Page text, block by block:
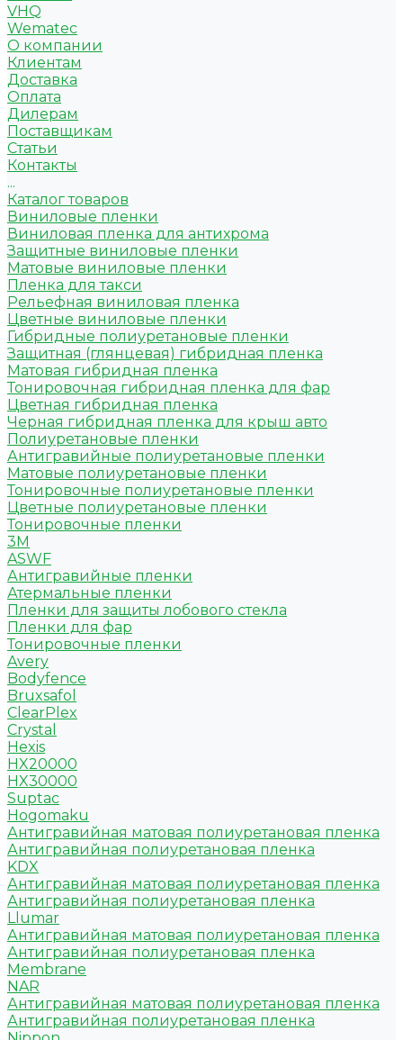
VHQ
Wematec
О компании
Клиентам
Доставка
Оплата
Дилерам
Поставщикам
Статьи
Контакты
...
Каталог товаров
Виниловые пленки
Виниловая пленка для антихрома
Защитные виниловые пленки
Матовые виниловые пленки
Пленка для такси
Рельефная виниловая пленка
Цветные виниловые пленки
Гибридные полиуретановые пленки
Защитная (глянцевая) гибридная пленка
Матовая гибридная пленка
Тонировочная гибридная пленка для фар
Цветная гибридная пленка
Черная гибридная пленка для крыш авто
Полиуретановые пленки
Антигравийные полиуретановые пленки
Матовые полиуретановые пленки
Тонировочные полиуретановые пленки
Цветные полиуретановые пленки
Тонировочные пленки
3M
ASWF
Антигравийные пленки
Атермальные пленки
Пленки для защиты лобового стекла
Пленки для фар
Тонировочные пленки
Avery
Bodyfence
Bruxsafol
ClearPlex
Crystal
Hexis
HX20000
HX30000
Suptac
Hogomaku
Антигравийная матовая полиуретановая пленка
Антигравийная полиуретановая пленка
KDX
Антигравийная матовая полиуретановая пленка
Антигравийная полиуретановая пленка
Llumar
Антигравийная матовая полиуретановая пленка
Антигравийная полиуретановая пленка
Membrane
NAR
Антигравийная матовая полиуретановая пленка
Антигравийная полиуретановая пленка